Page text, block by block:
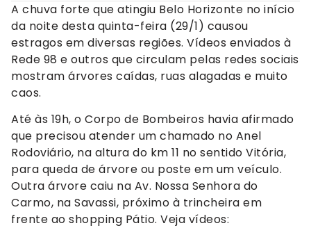
A chuva forte que atingiu Belo Horizonte no início
da noite desta quinta-feira (29/1) causou
estragos em diversas regiões. Vídeos enviados à
Rede 98 e outros que circulam pelas redes sociais
mostram árvores caídas, ruas alagadas e muito
caos.
Até às 19h, o Corpo de Bombeiros havia afirmado
que precisou atender um chamado no Anel
Rodoviário, na altura do km 11 no sentido Vitória,
para queda de árvore ou poste em um veículo.
Outra árvore caiu na Av. Nossa Senhora do
Carmo, na Savassi, próximo à trincheira em
frente ao shopping Pátio. Veja vídeos: